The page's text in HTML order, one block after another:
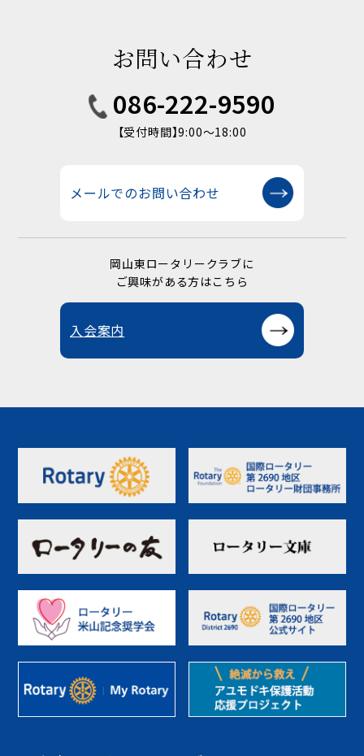
お問い合わせ
086-222-9590
【受付時間】9:00〜18:00
メールでのお問い合わせ
岡山東ロータリークラブに
ご興味がある方はこちら
入会案内